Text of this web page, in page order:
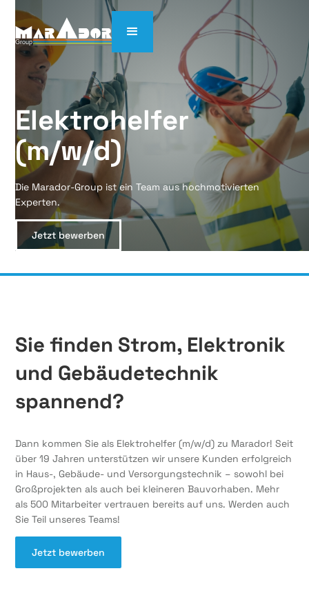
Elektrohelfer
(m/w/d)
Die Marador-Group ist ein Team aus hochmotivierten
Experten.
Jetzt bewerben
Sie finden Strom, Elektronik
und Gebäudetechnik
spannend?
Dann kommen Sie als Elektrohelfer (m/w/d) zu Marador! Seit
über 19 Jahren unterstützen wir unsere Kunden erfolgreich
in Haus-, Gebäude- und Versorgungstechnik – sowohl bei
Großprojekten als auch bei kleineren Bauvorhaben. Mehr
als 500 Mitarbeiter vertrauen bereits auf uns. Werden auch
Sie Teil unseres Teams!
Jetzt bewerben